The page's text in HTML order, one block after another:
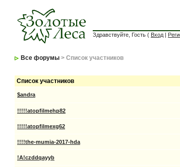
Здравствуйте, Гость ( Вход |
Все форумы > Список участников
Список участников
$andra
!!!!!atopfilmehp82
!!!!!atopfilmexg62
!!!!the-mumia-2017-hda
!A!czddqayyb